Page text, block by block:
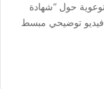
توعوية حول “شهادة
فيديو توضيحي مبسط